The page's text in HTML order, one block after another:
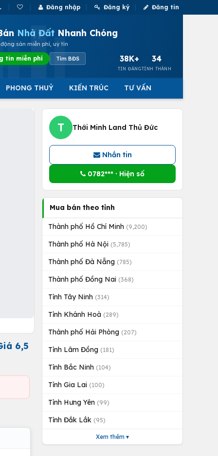
Đăng nhập Đăng ký Đăng tin
Nhà Đất Nhanh Chóng
sản miễn phí, uy tín
tin miễn phí Tìm BĐS 38K+
TIN ĐĂNG
34
TỈNH THÀNH
PHONG THUỶ KIẾN TRÚC TƯ VẤN
6,5
T Thới Minh Land Thủ Đức
Nhắn tin
0782*** · Hiện số
Mua bán theo tỉnh
Thành phố Hồ Chí Minh (9,200)
Thành phố Hà Nội (5,785)
Thành phố Đà Nẵng (785)
Thành phố Đồng Nai (368)
Tỉnh Tây Ninh (314)
Tỉnh Khánh Hoà (289)
Thành phố Hải Phòng (207)
Tỉnh Lâm Đồng (181)
Tỉnh Bắc Ninh (104)
Tỉnh Gia Lai (100)
Tỉnh Hưng Yên (99)
Tỉnh Đắk Lắk (95)
Xem thêm ▾